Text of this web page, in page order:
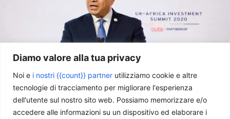
Diamo valore alla tua privacy
Noi e i nostri {{count}} partner utilizziamo cookie e altre
tecnologie di tracciamento per migliorare l'esperienza
dell'utente sul nostro sito web. Possiamo memorizzare e/o
accedere alle informazioni su un dispositivo ed elaborare i
Egitto, 12 anni del regime militare di al-Sisi
Camilla Gommaraschi 4 Giugno 2026